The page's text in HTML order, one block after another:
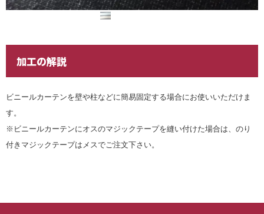
加工の解説
ビニールカーテンを壁や柱などに簡易固定する場合にお使いいただけま
す。
※ビニールカーテンにオスのマジックテープを縫い付けた場合は、のり
付きマジックテープはメスでご注文下さい。